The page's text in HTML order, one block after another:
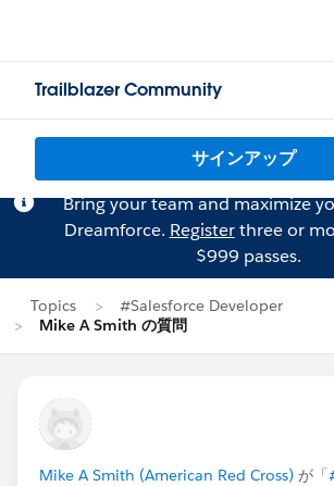
Trailblazer Community
サインアップ
Bring your team and maximize
Dreamforce. Registerthree or
$999 passes.
Topics
#Salesforce Developer
Mike A Smith の質問
Mike A Smith (American Red Cross) が「